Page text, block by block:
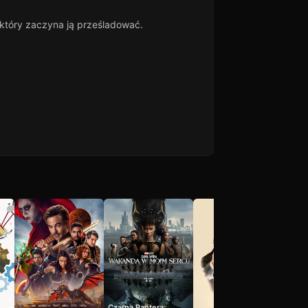
zaczyna ją prześladować.